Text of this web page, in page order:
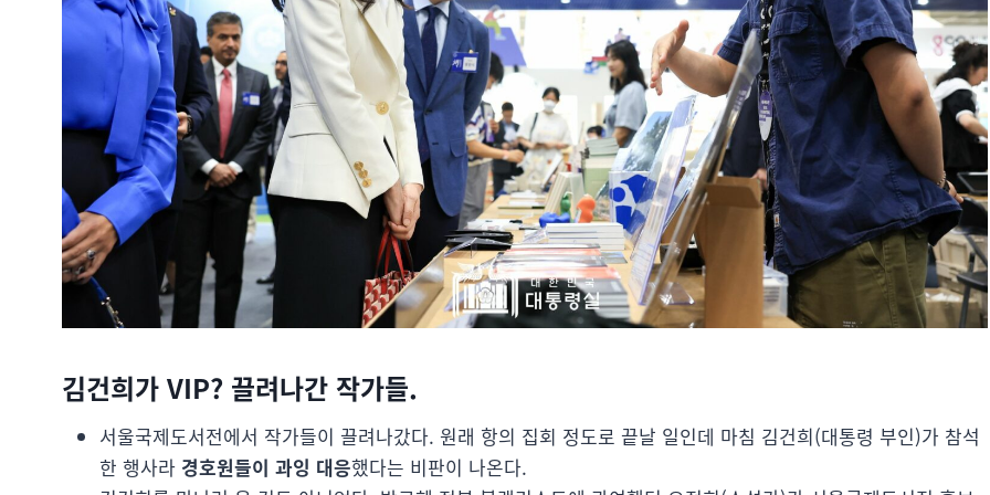
김건희가 VIP? 끌려나간 작가들.
서울국제도서전에서 작가들이 끌려나갔다. 원래 항의 집회 정도로 끝날 일인데 마침 김건희(대통령 부인)가 참석
한 행사라 경호원들이 과잉 대응했다는 비판이 나온다.